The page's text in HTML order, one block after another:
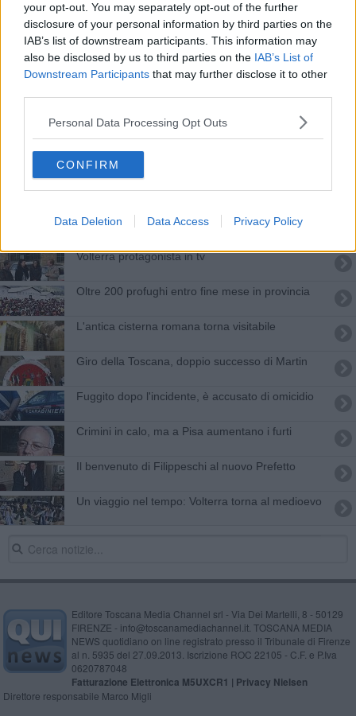
your opt-out. You may separately opt-out of the further
disclosure of your personal information by third parties on the
IAB’s list of downstream participants. This information may
also be disclosed by us to third parties on the IAB’s List of
Downstream Participants that may further disclose it to other
Personal Data Processing Opt Outs
CONFIRM
Data Deletion Data Access Privacy Policy
La cisterna romana incanta tutti
Il detenuto del Maschio che ispirò Manzoni
Tre migranti, il prefetto scrive al sindaco
La villa che ha reso celebre Volterra
Il prefetto: "Reati in calo in provincia"
La Villa della Dolce Vita volterrana
Volterra protagonista in tv
Oltre 200 profughi entro fine mese in provincia
L'antica cisterna romana torna visitabile
Giro della Toscana, doppio successo di Martin
Fuggito dopo l'incidente, è accusato di omicidio
Crimini in calo, ma a Pisa aumentano i furti
Il benvenuto di Filippeschi al nuovo Prefetto
Un viaggio nel tempo: Volterra torna al medioevo
Editore Toscana Media Channel srl - Via Dei Martelli, 8 - 50129
FIRENZE - info@toscanamediachannel.it. TOSCANA MEDIA
NEWS quotidiano on line registrato presso il Tribunale di Firenze
al n. 5935 del 27.09.2013. Iscrizione ROC 22105 - C.F. e P.Iva
0620787048
Fatturazione Elettronica M5UXCR1 | Privacy Nielsen
Direttore responsabile Marco Migli